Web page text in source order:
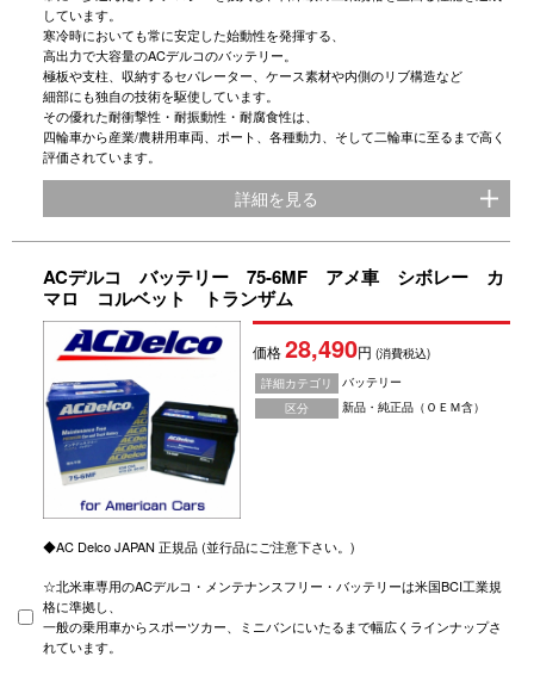
しています。
寒冷時においても常に安定した始動性を発揮する、
高出力で大容量のACデルコのバッテリー。
極板や支柱、収納するセパレーター、ケース素材や内側のリブ構造など
細部にも独自の技術を駆使しています。
その優れた耐衝撃性・耐振動性・耐腐食性は、
四輪車から産業/農耕用車両、ポート、各種動力、そして二輪車に至るまで高く
評価されています。
詳細を見る
ACデルコ バッテリー 75-6MF アメ車 シボレー カ
マロ コルベット トランザム
価格28,490円(消費税込)
詳細カテゴリ
バッテリー
区分
新品・純正品（ＯＥＭ含）
◆AC Delco JAPAN 正規品 (並行品にご注意下さい。)
☆北米車専用のACデルコ・メンテナンスフリー・バッテリーは米国BCI工業規
格に準拠し、
一般の乗用車からスポーツカー、ミニバンにいたるまで幅広くラインナップさ
れています。